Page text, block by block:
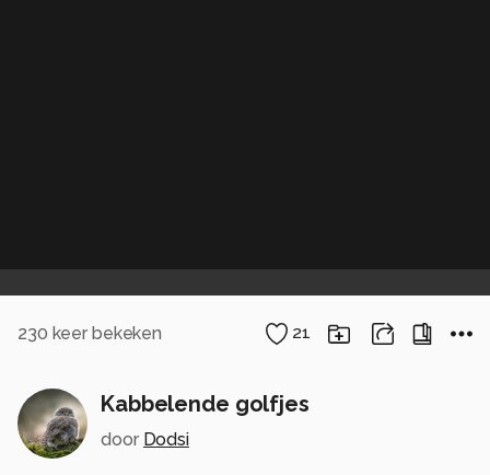
230 keer bekeken 21
Kabbelende golfjes
door Dodsi